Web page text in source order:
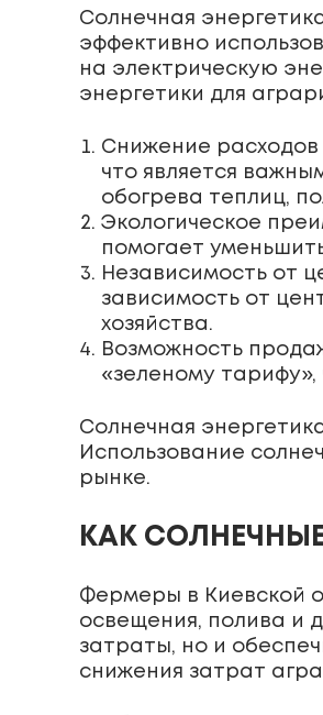
Солнечная
эффективно
на электрическую
энергетики для
Снижение расходов
что является
обогрева теплиц,
Экологическое
помогает
Независимость от
зависимость от
хозяйства.
Возможность
«зеленому
Солнечная
Использование
рынке.
КАК
Фермеры в Киевской
освещения, полива и
затраты, но и
снижения затрат